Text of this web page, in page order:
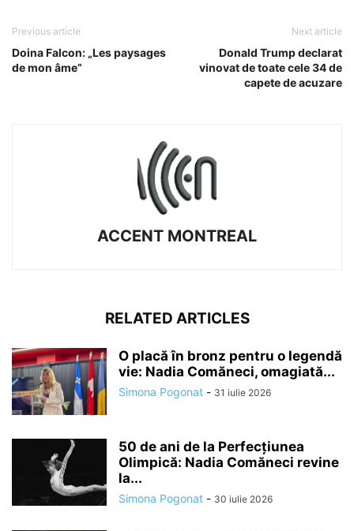
Previous article
Doina Falcon: „Les paysages
de mon âme”
Next article
Donald Trump declarat
vinovat de toate cele 34 de
capete de acuzare
ACCENT MONTREAL
RELATED ARTICLES
O placă în bronz pentru o legendă
vie: Nadia Comăneci, omagiată...
Simona Pogonat - 31 iulie 2026
50 de ani de la Perfecțiunea
Olimpică: Nadia Comăneci revine
la...
Simona Pogonat - 30 iulie 2026